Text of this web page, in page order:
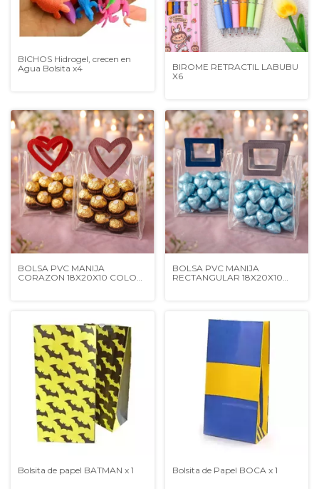
BICHOS Hidrogel, crecen en
Agua Bolsita x4
BIROME RETRACTIL LABUBU
X6
BOLSA PVC MANIJA
CORAZON 18X20X10 COLOR
BOLSA PVC MANIJA
RECTANGULAR 18X20X10
Bolsita de papel BATMAN x 1 Bolsita de Papel BOCA x 1